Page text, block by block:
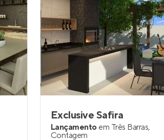
Exclusive Safira
Lançamento em Três Barras,
Contagem